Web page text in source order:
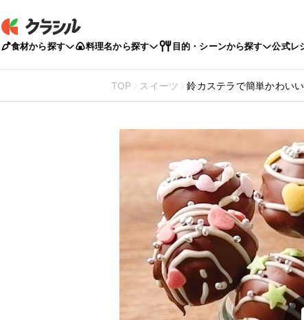
食材から探す 料理名から探す 目的・シーンから探す 公式レ
TOP スイーツ 鈴カステラで簡単かわい